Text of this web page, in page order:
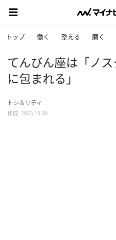
トップ 働く 整える 磨く
てんびん座は「ノ
に包まれる」
トシ＆リティ
作成: 2023.10.30